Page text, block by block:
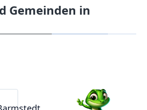
Gemeinden in